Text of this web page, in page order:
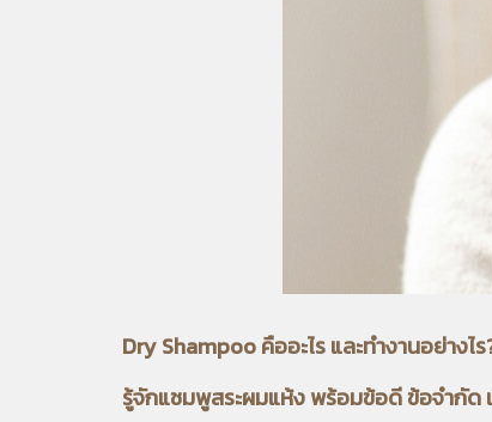
Dry Shampoo คืออะไร และทำงานอย่างไร
รู้จักแชมพูสระผมแห้ง พร้อมข้อดี ข้อจำกัด